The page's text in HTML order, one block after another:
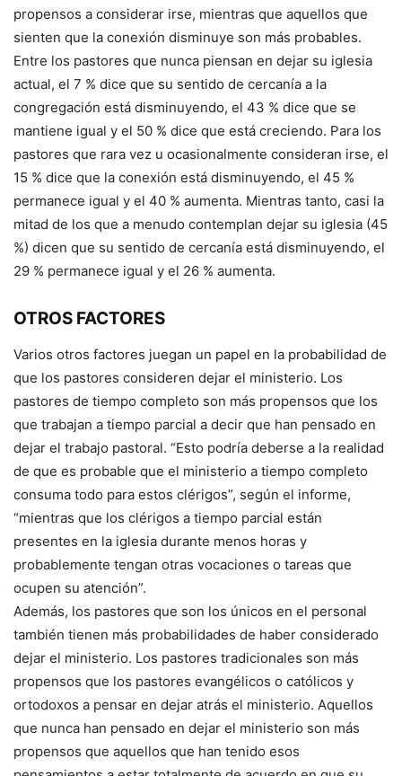
propensos a considerar irse, mientras que aquellos que
sienten que la conexión disminuye son más probables.
Entre los pastores que nunca piensan en dejar su iglesia
actual, el 7 % dice que su sentido de cercanía a la
congregación está disminuyendo, el 43 % dice que se
mantiene igual y el 50 % dice que está creciendo. Para los
pastores que rara vez u ocasionalmente consideran irse, el
15 % dice que la conexión está disminuyendo, el 45 %
permanece igual y el 40 % aumenta. Mientras tanto, casi la
mitad de los que a menudo contemplan dejar su iglesia (45
%) dicen que su sentido de cercanía está disminuyendo, el
29 % permanece igual y el 26 % aumenta.
OTROS FACTORES
Varios otros factores juegan un papel en la probabilidad de
que los pastores consideren dejar el ministerio. Los
pastores de tiempo completo son más propensos que los
que trabajan a tiempo parcial a decir que han pensado en
dejar el trabajo pastoral. “Esto podría deberse a la realidad
de que es probable que el ministerio a tiempo completo
consuma todo para estos clérigos”, según el informe,
“mientras que los clérigos a tiempo parcial están
presentes en la iglesia durante menos horas y
probablemente tengan otras vocaciones o tareas que
ocupen su atención”.
Además, los pastores que son los únicos en el personal
también tienen más probabilidades de haber considerado
dejar el ministerio. Los pastores tradicionales son más
propensos que los pastores evangélicos o católicos y
ortodoxos a pensar en dejar atrás el ministerio. Aquellos
que nunca han pensado en dejar el ministerio son más
propensos que aquellos que han tenido esos